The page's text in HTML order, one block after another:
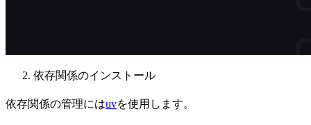
依存関係のインストール
依存関係の管理にはuvを使用します。